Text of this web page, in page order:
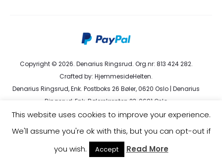
Copyright © 2026. Denarius Ringsrud. Org.nr: 813 424 282.
Crafted by: HjemmesideHelten.
Denarius Ringsrud, Enk. Postboks 26 Bøler, 0620 Oslo | Denarius
Ringsrud, Enk. Bølerskrenten 23, 0691 Oslo
kundeservice@denarius.no | +47 400 82 916 |Terms &
Conditions
This website uses cookies to improve your experience.
We'll assume you're ok with this, but you can opt-out if
you wish.
Accept Read More